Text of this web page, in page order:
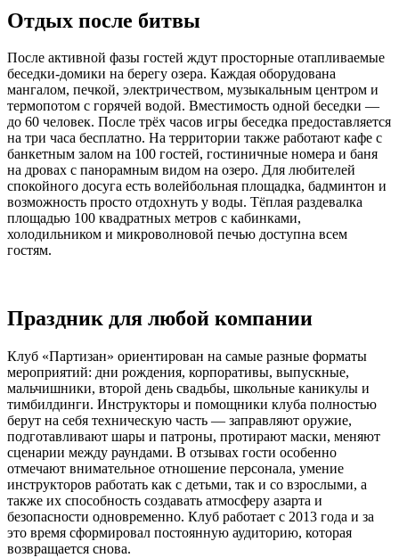
Отдых после битвы
После активной фазы гостей ждут просторные отапливаемые
беседки-домики на берегу озера. Каждая оборудована
мангалом, печкой, электричеством, музыкальным центром и
термопотом с горячей водой. Вместимость одной беседки —
до 60 человек. После трёх часов игры беседка предоставляется
на три часа бесплатно. На территории также работают кафе с
банкетным залом на 100 гостей, гостиничные номера и баня
на дровах с панорамным видом на озеро. Для любителей
спокойного досуга есть волейбольная площадка, бадминтон и
возможность просто отдохнуть у воды. Тёплая раздевалка
площадью 100 квадратных метров с кабинками,
холодильником и микроволновой печью доступна всем
гостям.
Праздник для любой компании
Клуб «Партизан» ориентирован на самые разные форматы
мероприятий: дни рождения, корпоративы, выпускные,
мальчишники, второй день свадьбы, школьные каникулы и
тимбилдинги. Инструкторы и помощники клуба полностью
берут на себя техническую часть — заправляют оружие,
подготавливают шары и патроны, протирают маски, меняют
сценарии между раундами. В отзывах гости особенно
отмечают внимательное отношение персонала, умение
инструкторов работать как с детьми, так и со взрослыми, а
также их способность создавать атмосферу азарта и
безопасности одновременно. Клуб работает с 2013 года и за
это время сформировал постоянную аудиторию, которая
возвращается снова.